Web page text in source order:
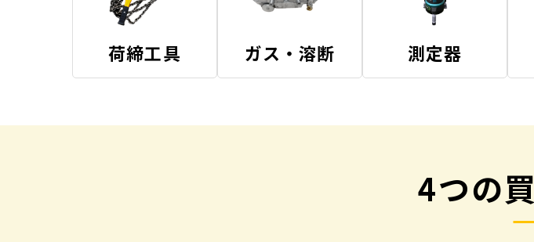
荷締工具 ガス・溶断 測定器
4つの